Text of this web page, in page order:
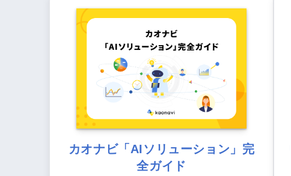
カオナビ「AIソリューション」完
全ガイド